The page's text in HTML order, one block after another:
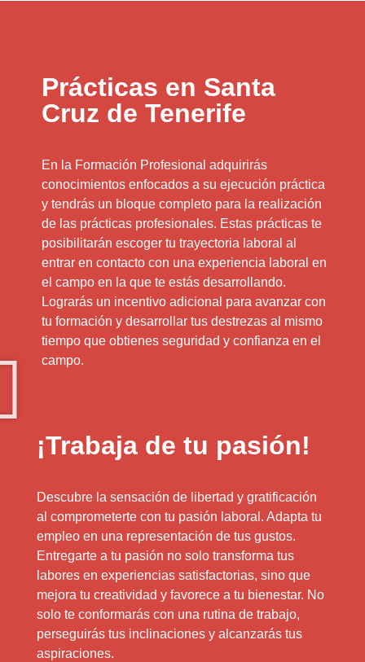
Prácticas en Santa
Cruz de Tenerife
En la Formación Profesional adquirirás
conocimientos enfocados a su ejecución práctica
y tendrás un bloque completo para la realización
de las prácticas profesionales. Estas prácticas te
posibilitarán escoger tu trayectoria laboral al
entrar en contacto con una experiencia laboral en
el campo en la que te estás desarrollando.
Lograrás un incentivo adicional para avanzar con
tu formación y desarrollar tus destrezas al mismo
tiempo que obtienes seguridad y confianza en el
campo.
¡Trabaja de tu pasión!
Descubre la sensación de libertad y gratificación
al comprometerte con tu pasión laboral. Adapta tu
empleo en una representación de tus gustos.
Entregarte a tu pasión no solo transforma tus
labores en experiencias satisfactorias, sino que
mejora tu creatividad y favorece a tu bienestar. No
solo te conformarás con una rutina de trabajo,
perseguirás tus inclinaciones y alcanzarás tus
aspiraciones.